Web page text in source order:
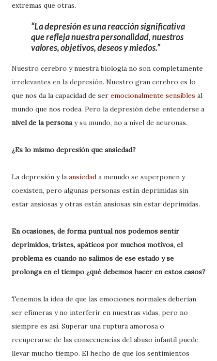
extremas que otras.
La depresión es una reacción significativa
que refleja nuestra personalidad, nuestros
valores, objetivos, deseos y miedos.
Nuestro cerebro y nuestra biología no son completamente
irrelevantes en la depresión. Nuestro gran cerebro es lo
que nos da la capacidad de ser emocionalmente sensibles al
mundo que nos rodea. Pero la depresión debe entenderse a
nivel de la personay su mundo, no a nivel de neuronas.
¿Es lo mismo depresión que ansiedad?
La depresión y la ansiedad a menudo se superponen y
coexisten, pero algunas personas están deprimidas sin
estar ansiosas y otras están ansiosas sin estar deprimidas.
En ocasiones, de forma puntual nos podemos sentir
deprimidos, tristes, apáticos por muchos motivos, el
problema es cuando no salimos de ese estado y se
prolonga en el tiempo ¿qué debemos hacer en estos casos?
Tenemos la idea de que las emociones normales deberían
ser efímeras y no interferir en nuestras vidas, pero no
siempre es así. Superar una ruptura amorosa o
recuperarse de las consecuencias del abuso infantil puede
llevar mucho tiempo. El hecho de que los sentimientos